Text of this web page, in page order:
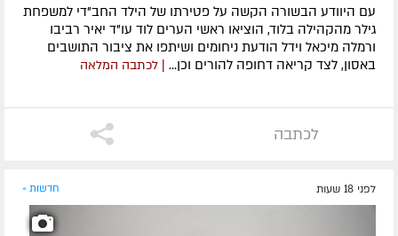
עם היוודע הבשורה הקשה על פטירתו של הילד החב"די למשפחת
גילר מהקהילה בלוד, הוציאו ראשי הערים לוד עו"ד יאיר רביבו
ורמלה מיכאל וידל הודעת ניחומים ושיתפו את ציבור התושבים
באסון, לצד קריאה דחופה להורים וכן... | לכתבה המלאה
לכתבה
לפני 18 שעות חדשות »